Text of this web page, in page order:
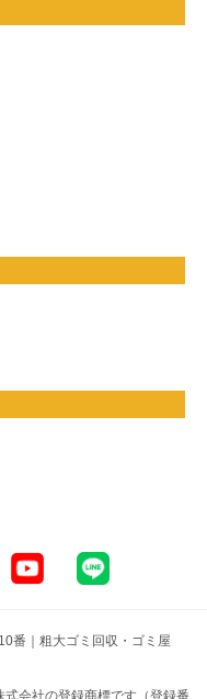
番｜粗大ゴミ回収・ゴミ屋
式会社の登録商標です（登録番